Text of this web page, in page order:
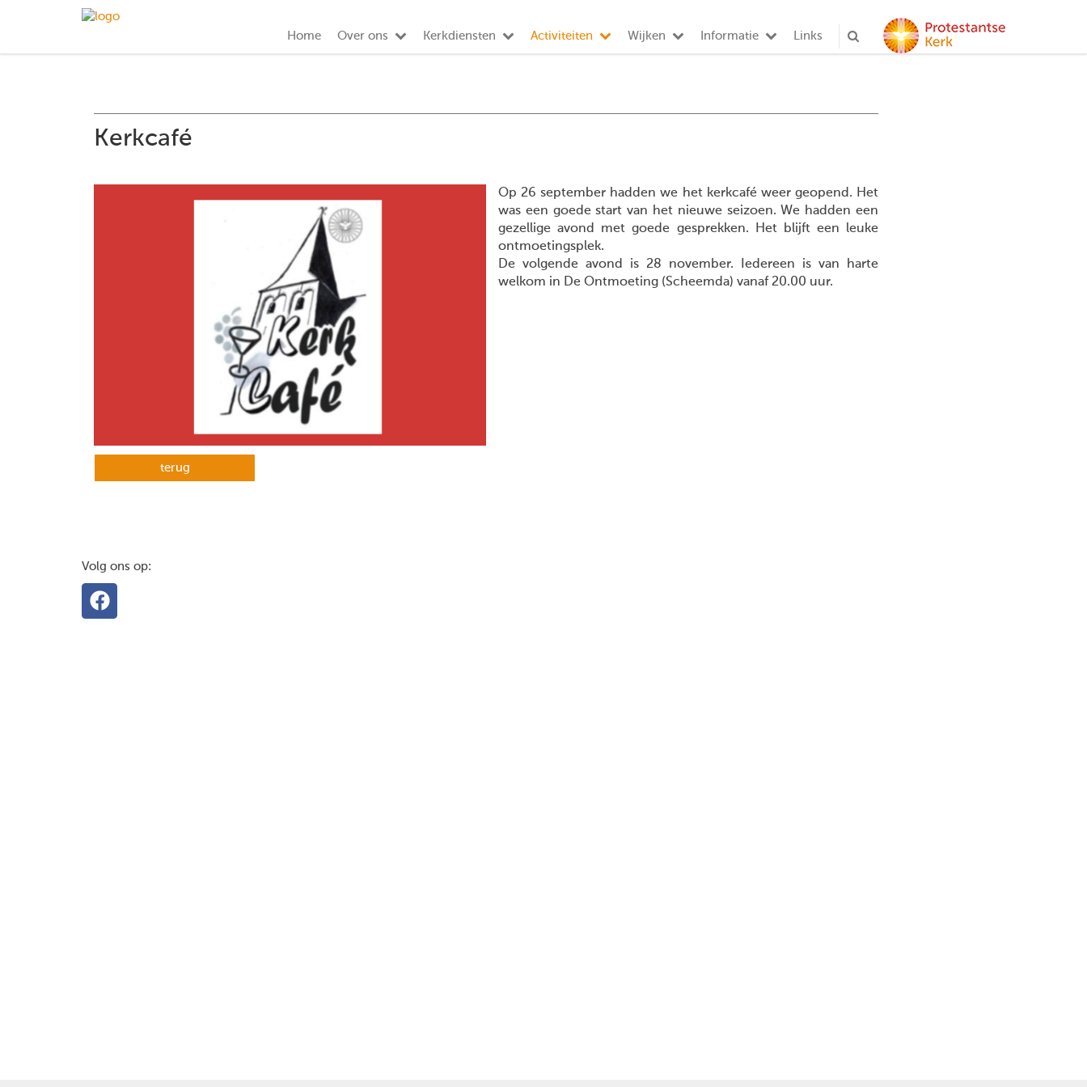
Home Over ons Kerkdiensten Activiteiten Wijken Informatie Links
Kerkcafé
Op 26 september hadden we het kerkcafé weer geopend. Het
was een goede start van het nieuwe seizoen. We hadden een
gezellige avond met goede gesprekken. Het blijft een leuke
ontmoetingsplek.
De volgende avond is 28 november. Iedereen is van harte
welkom in De Ontmoeting (Scheemda) vanaf 20.00 uur.
terug
Volg ons op: